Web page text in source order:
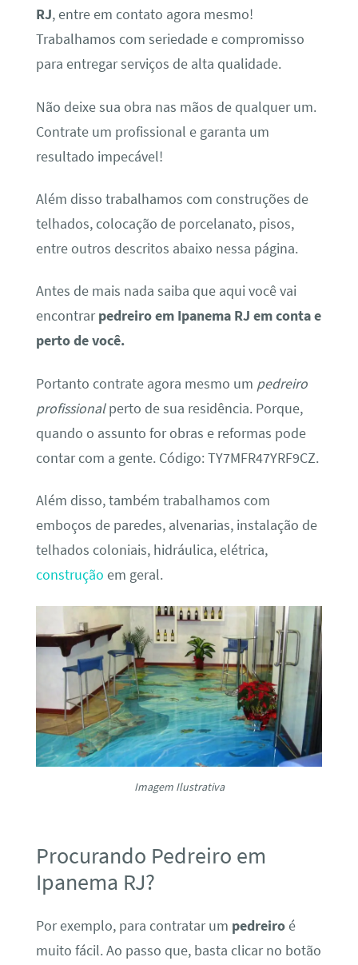
RJ, entre em contato agora mesmo!
Trabalhamos com seriedade e compromisso
para entregar serviços de alta qualidade.
Não deixe sua obra nas mãos de qualquer um.
Contrate um profissional e garanta um
resultado impecável!
Além disso trabalhamos com construções de
telhados, colocação de porcelanato, pisos,
entre outros descritos abaixo nessa página.
Antes de mais nada saiba que aqui você vai
encontrarpedreiro em Ipanema RJ em conta e
perto de você.
Portanto contrate agora mesmo um pedreiro
profissionalperto de sua residência. Porque,
quando o assunto for obras e reformas pode
contar com a gente. Código: TY7MFR47YRF9CZ.
Além disso, também trabalhamos com
emboços de paredes, alvenarias, instalação de
telhados coloniais, hidráulica, elétrica,
construção em geral.
Imagem Ilustrativa
Procurando Pedreiro em
Ipanema RJ?
Por exemplo, para contratar um pedreiroé
muito fácil. Ao passo que, basta clicar no botão